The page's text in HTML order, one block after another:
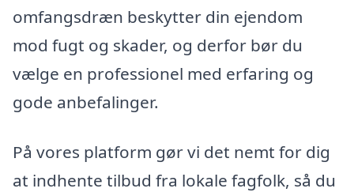
omfangsdræn beskytter din ejendom
mod fugt og skader, og derfor bør du
vælge en professionel med erfaring og
gode anbefalinger.
På vores platform gør vi det nemt for dig
at indhente tilbud fra lokale fagfolk, så du